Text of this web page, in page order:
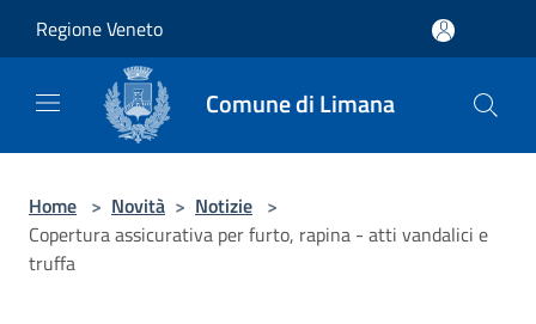
Regione Veneto
Comune di Limana
Home > Novità > Notizie >
Copertura assicurativa per furto, rapina - atti vandalici e
truffa